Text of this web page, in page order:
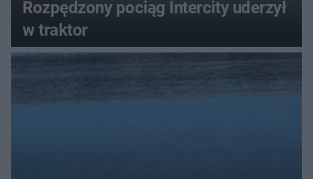
Rozpędzony pociąg Intercity uderzył
w traktor